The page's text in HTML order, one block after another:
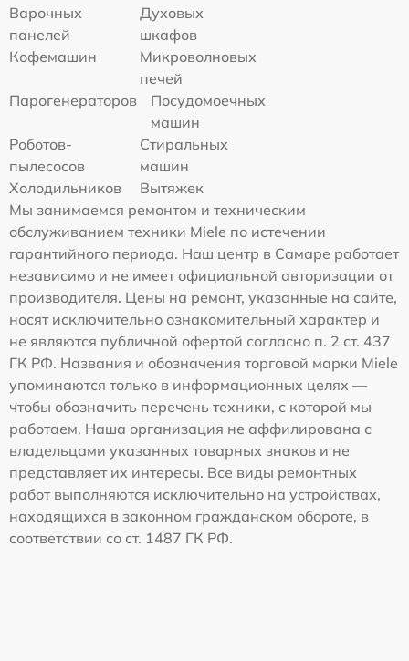
Варочных
панелей
Духовых
шкафов
Кофемашин
Микроволновых
печей
Парогенераторов
Посудомоечных
машин
Роботов-
пылесосов
Стиральных
машин
Холодильников
Вытяжек
Мы занимаемся ремонтом и техническим
обслуживанием техники Miele по истечении
гарантийного периода. Наш центр в Самаре работает
независимо и не имеет официальной авторизации от
производителя. Цены на ремонт, указанные на сайте,
носят исключительно ознакомительный характер и
не являются публичной офертой согласно п. 2 ст. 437
ГК РФ. Названия и обозначения торговой марки Miele
упоминаются только в информационных целях —
чтобы обозначить перечень техники, с которой мы
работаем. Наша организация не аффилирована с
владельцами указанных товарных знаков и не
представляет их интересы. Все виды ремонтных
работ выполняются исключительно на устройствах,
находящихся в законном гражданском обороте, в
соответствии со ст. 1487 ГК РФ.